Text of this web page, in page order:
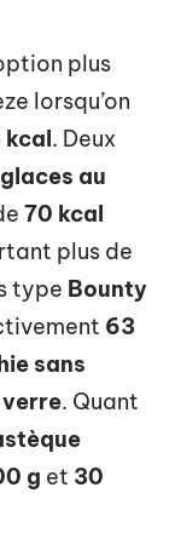
plus
lorsqu’on
kcal. Deux
glaces au
70 kcal
plus de
type Bounty
63
sans
. Quant
g et 30